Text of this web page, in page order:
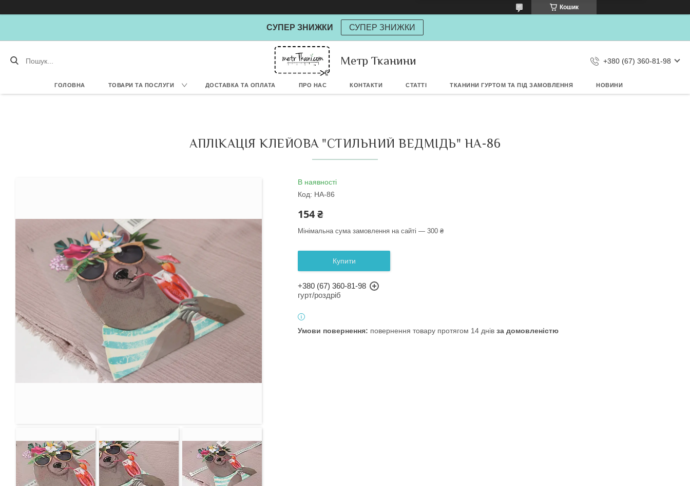
Дозвольте сайту metrtkani.com
Дозволити
×
Кошик
СУПЕР ЗНИЖКИ СУПЕР ЗНИЖКИ
Метр Тканини +380 (67) 360-81-98
ГОЛОВНА ТОВАРИ ТА ПОСЛУГИ ДОСТАВКА ТА ОПЛАТА ПРО НАС КОНТАКТИ СТАТТІ ТКАНИНИ ГУРТОМ ТА ПІД ЗАМОВЛЕННЯ НОВИНИ
АПЛІКАЦІЯ КЛЕЙОВА "СТИЛЬНИЙ ВЕДМІДЬ" НА-86
В наявності
Код: НА-86
154 ₴
Мінімальна сума замовлення на сайті — 300 ₴
Купити
+380 (67) 360-81-98
гурт/роздріб
повернення товару протягом 14 днів за домовленістю